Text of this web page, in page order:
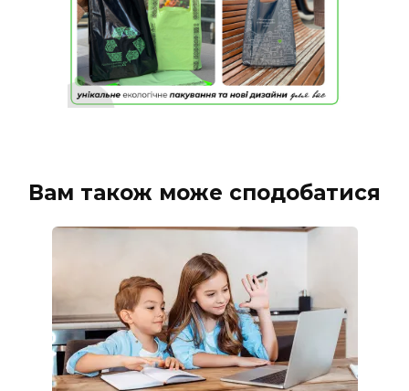
Вам також може сподобатися